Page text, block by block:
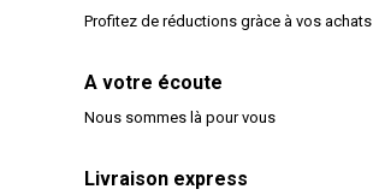
Profitez de réductions gràce à vos achats
A votre écoute
Nous sommes là pour vous
Livraison express